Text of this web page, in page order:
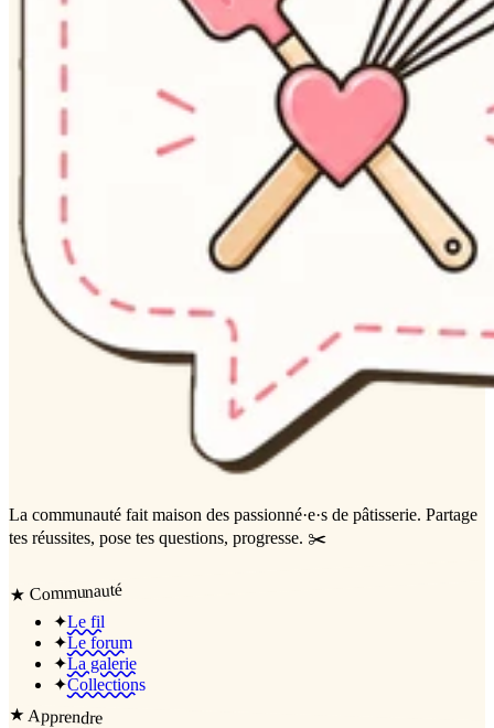
La communauté fait maison des passionné·e·s de pâtisserie. Partage
tes réussites, pose tes questions, progresse. ✂️
★ Communauté
✦Le fil
✦Le forum
✦La galerie
✦Collections
★Apprendre